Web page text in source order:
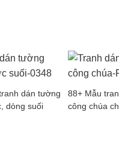
dán tường
dòng suối
88+ Mẫu
công chúa